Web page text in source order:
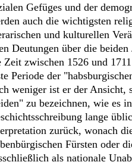
Gefüges und der
auch die wichtigsten
und kulturellen
Deutungen über die
Zeit zwischen 1526 und
Periode der
weniger ist er der Ansicht,
zu bezeichnen, wie es
lange
zurück, wonach
Fürsten oder
als nationale